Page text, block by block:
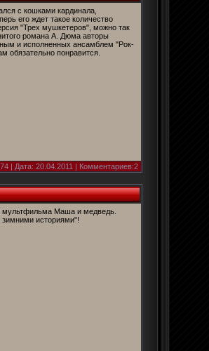
с кошками кардинала,
его ждет такое количество
"Трех мушкетеров", можно так
романа А. Дюма авторы
и исполненных ансамблем "Рок-
обязательно понравится.
| Дата: 20.04.2011 | Комментариев:2
мультфильма Маша и медведь.
историями"!